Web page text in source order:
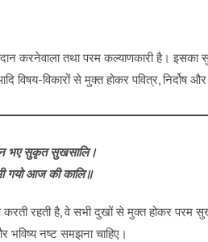
करनेवाला तथा परम कल्याणकारी है।
विकारों से मुक्त होकर पवित्र, निर्दोष
भए सुकृत सुखसालि।
गयो आज की कालि॥
रहती है, वे सभी दुखों से मुक्त होकर परम
नष्ट समझना चाहिए।